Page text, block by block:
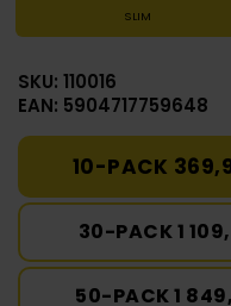
SLIM
SKU: 110016
EAN: 5904717759648
10-PACK
30-PACK 1
50-PACK 1